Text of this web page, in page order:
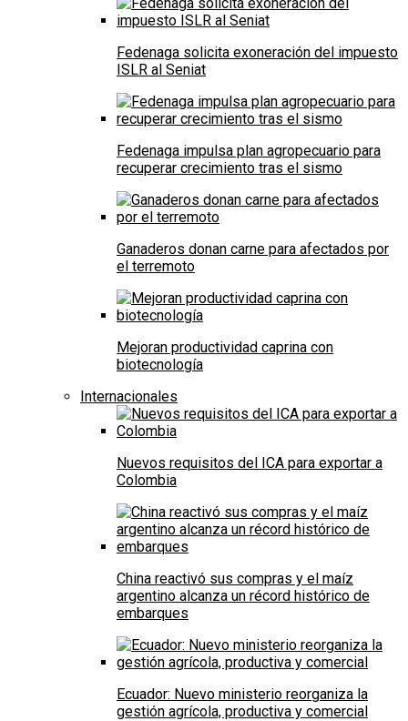
Fedenaga solicita exoneración del impuesto
ISLR al Seniat
Fedenaga impulsa plan agropecuario para
recuperar crecimiento tras el sismo
Ganaderos donan carne para afectados por
el terremoto
Mejoran productividad caprina con
biotecnología
Internacionales
Nuevos requisitos del ICA para exportar a
Colombia
China reactivó sus compras y el maíz
argentino alcanza un récord histórico de
embarques
Ecuador: Nuevo ministerio reorganiza la
gestión agrícola, productiva y comercial